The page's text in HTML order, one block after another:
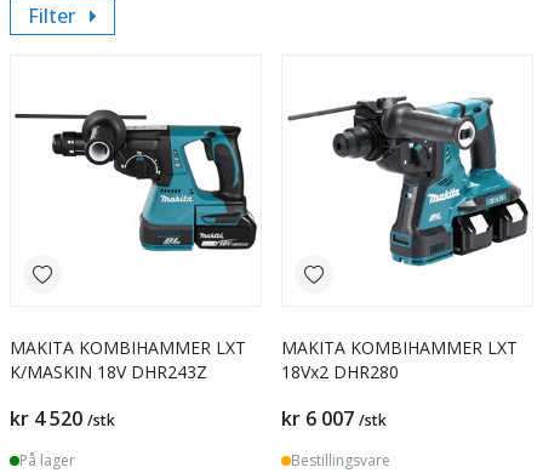
Filter
MAKITA KOMBIHAMMER LXT
K/MASKIN 18V DHR243Z
kr 4 520 /stk
På lager
MAKITA KOMBIHAMMER LXT
18Vx2 DHR280
kr 6 007 /stk
Bestillingsvare